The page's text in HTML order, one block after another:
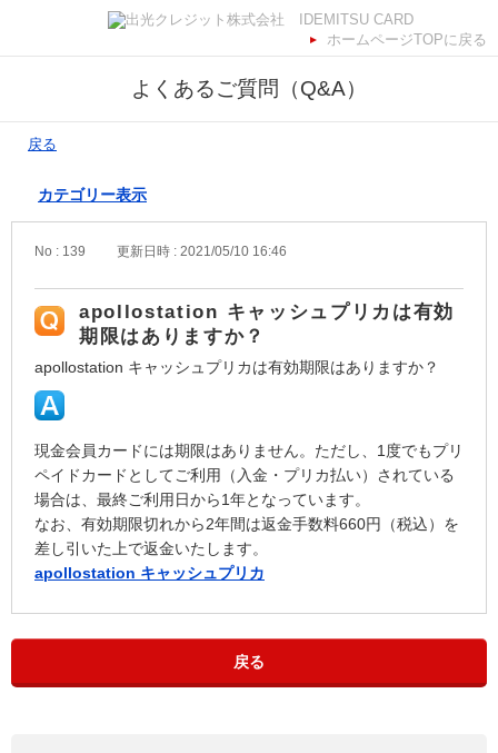
ホームページTOPに戻る
よくあるご質問（Q&A）
戻る
カテゴリー表示
No : 139 更新日時 : 2021/05/10 16:46
apollostation キャッシュプリカは有効
期限はありますか？
apollostation キャッシュプリカは有効期限はありますか？
現金会員カードには期限はありません。ただし、1度でもプリ
ペイドカードとしてご利用（入金・プリカ払い）されている
場合は、最終ご利用日から1年となっています。
なお、有効期限切れから2年間は返金手数料660円（税込）を
差し引いた上で返金いたします。
apollostation キャッシュプリカ
戻る